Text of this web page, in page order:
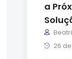
a
26